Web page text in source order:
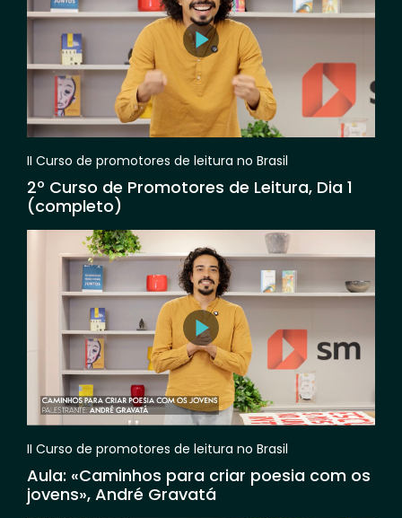
II Curso de promotores de leitura no Brasil
2º Curso de Promotores de Leitura, Dia 1
(completo)
II Curso de promotores de leitura no Brasil
Aula: «Caminhos para criar poesia com os
jovens», André Gravatá